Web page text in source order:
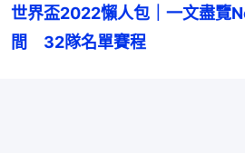
世界盃2022懶人包｜一文盡覽
間　32隊名單賽程